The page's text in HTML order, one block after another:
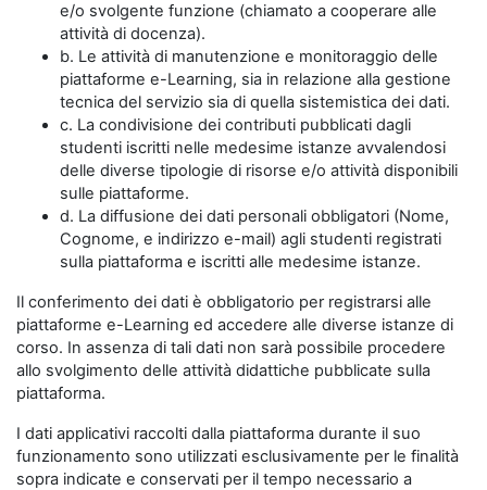
e/o svolgente funzione (chiamato a cooperare alle
attività di docenza).
b. Le attività di manutenzione e monitoraggio delle
piattaforme e-Learning, sia in relazione alla gestione
tecnica del servizio sia di quella sistemistica dei dati.
c. La condivisione dei contributi pubblicati dagli
studenti iscritti nelle medesime istanze avvalendosi
delle diverse tipologie di risorse e/o attività disponibili
sulle piattaforme.
d. La diffusione dei dati personali obbligatori (Nome,
Cognome, e indirizzo e-mail) agli studenti registrati
sulla piattaforma e iscritti alle medesime istanze.
Il conferimento dei dati è obbligatorio per registrarsi alle
piattaforme e-Learning ed accedere alle diverse istanze di
corso. In assenza di tali dati non sarà possibile procedere
allo svolgimento delle attività didattiche pubblicate sulla
piattaforma.
I dati applicativi raccolti dalla piattaforma durante il suo
funzionamento sono utilizzati esclusivamente per le finalità
sopra indicate e conservati per il tempo necessario a